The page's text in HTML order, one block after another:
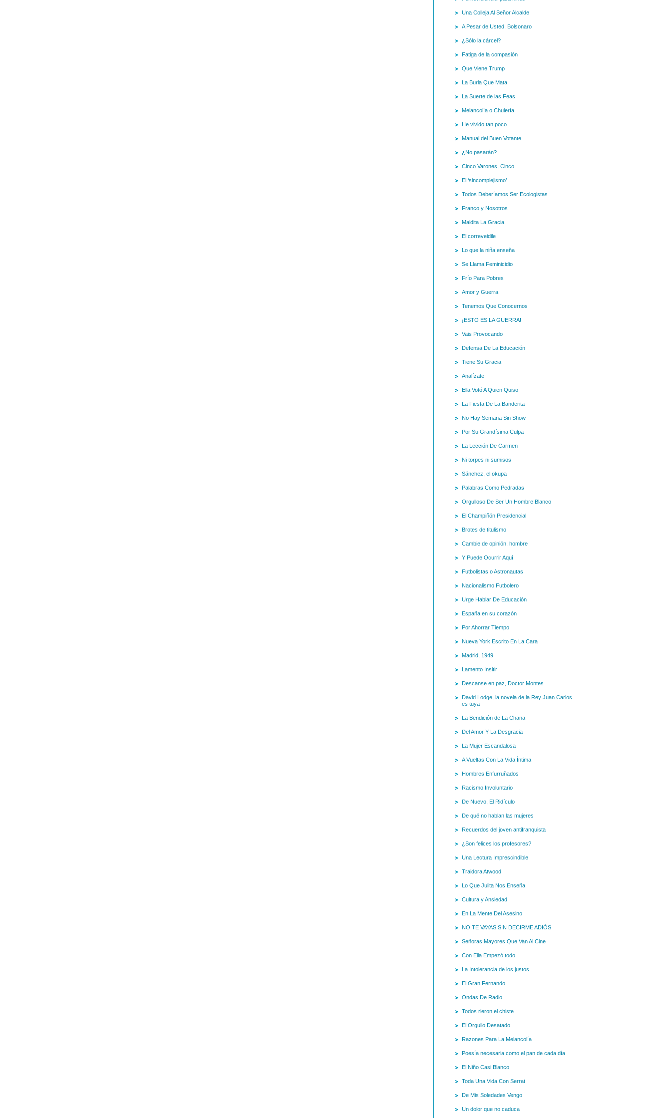
Una Colleja Al Señor Alcalde
A Pesar de Usted, Bolsonaro
¿Sólo la cárcel?
Fatiga de la compasión
Que Viene Trump
La Burla Que Mata
La Suerte de las Feas
Melancolía o Chulería
He vivido tan poco
Manual del Buen Votante
¿No pasarán?
Cinco Varones, Cinco
El ‘sincomplejismo’
Todos Deberíamos Ser Ecologistas
Franco y Nosotros
Maldita La Gracia
El correveidile
Lo que la niña enseña
Se Llama Feminicidio
Frío Para Pobres
Amor y Guerra
Tenemos Que Conocernos
¡ESTO ES LA GUERRA!
Vais Provocando
Defensa De La Educación
Tiene Su Gracia
Analízate
Ella Votó A Quien Quiso
La Fiesta De La Banderita
No Hay Semana Sin Show
Por Su Grandísima Culpa
La Lección De Carmen
Ni torpes ni sumisos
Sánchez, el okupa
Palabras Como Pedradas
Orgulloso De Ser Un Hombre Blanco
El Champiñón Presidencial
Brotes de titulismo
Cambie de opinión, hombre
Y Puede Ocurrir Aquí
Futbolistas o Astronautas
Nacionalismo Futbolero
Urge Hablar De Educación
España en su corazón
Por Ahorrar Tiempo
Nueva York Escrito En La Cara
Madrid, 1949
Lamento Insitir
Descanse en paz, Doctor Montes
David Lodge, la novela de la Rey Juan Carlos
es tuya
La Bendición de La Chana
Del Amor Y La Desgracia
La Mujer Escandalosa
A Vueltas Con La Vida Íntima
Hombres Enfurruñados
Racismo Involuntario
De Nuevo, El Ridículo
De qué no hablan las mujeres
Recuerdos del joven antifranquista
¿Son felices los profesores?
Una Lectura Imprescindible
Traidora Atwood
Lo Que Julita Nos Enseña
Cultura y Ansiedad
En La Mente Del Asesino
NO TE VAYAS SIN DECIRME ADIÓS
Señoras Mayores Que Van Al Cine
Con Ella Empezó todo
La Intolerancia de los justos
El Gran Fernando
Ondas De Radio
Todos rieron el chiste
El Orgullo Desatado
Razones Para La Melancolía
Poesía necesaria como el pan de cada día
El Niño Casi Blanco
Toda Una Vida Con Serrat
De Mis Soledades Vengo
Un dolor que no caduca